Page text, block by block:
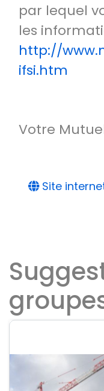
par lequel
les
http://
ifsi.htm
Votre
Site